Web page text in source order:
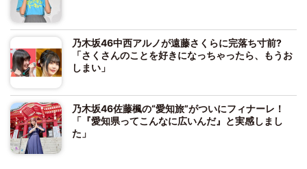
乃木坂46中西アルノが遠藤さくらに完落ち寸前?
「さくさんのことを好きになっちゃったら、もうお
しまい」
乃木坂46佐藤楓の“愛知旅”がついにフィナーレ！
「『愛知県ってこんなに広いんだ』と実感しまし
た」